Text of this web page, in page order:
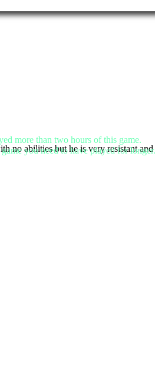
no abilities but he is very resistant
more than two hours of this game.
you need to have played for